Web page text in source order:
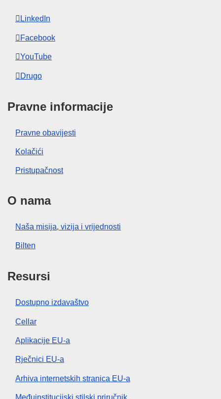
LinkedIn
Facebook
YouTube
Drugo
Pravne informacije
Pravne obavijesti
Kolačići
Pristupačnost
O nama
Naša misija, vizija i vrijednosti
Bilten
Resursi
Dostupno izdavaštvo
Cellar
Aplikacije EU-a
Rječnici EU-a
Arhiva internetskih stranica EU-a